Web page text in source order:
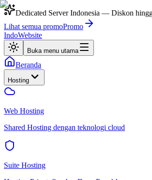
Dedicated Server Indonesia — Diskon
Lihat semua promoPromo
IndoWebsite
Buka menu utama
Beranda
Hosting
Web Hosting
Shared Hosting dengan teknologi cloud
Suite Hosting